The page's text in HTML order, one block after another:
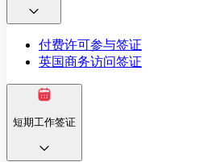
付费许可参与签证
英国商务访问签证
短期工作签证